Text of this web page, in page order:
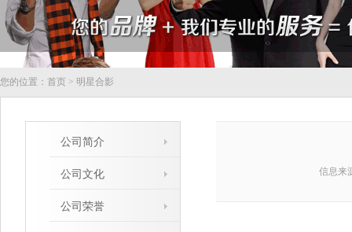
您的位置： 首页 > 明星合影
公司简介
公司文化
公司荣誉
信息来